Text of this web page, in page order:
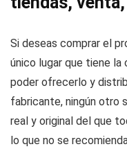
Si deseas comprar el
único lugar que tiene
poder ofrecerlo y
fabricante, ningún otro
real y original del que
lo que no se